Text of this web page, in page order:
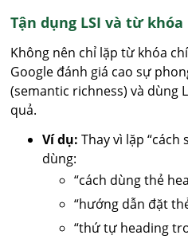
Tận dụng LSI và từ
Không nên chỉ lặp từ khóa
Google đánh giá cao sự
(semantic richness) và dùng
quả.
Ví dụ: Thay vì lặp
dùng:
“cách dùng thẻ
“hướng dẫn đặt
“thứ tự heading